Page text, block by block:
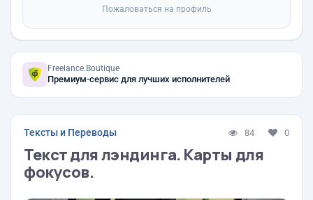
Пожаловаться на профиль
Freelance.Boutique
Премиум-сервис для лучших исполнителей
Тексты и Переводы 84 0
Текст для лэндинга. Карты для
фокусов.